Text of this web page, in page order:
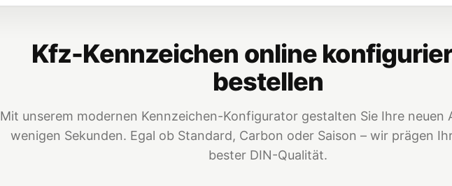
Kfz-Kennzeichen online
bestellen
Mit unserem modernen Kennzeichen-Konfigurator gestalten Sie Ihre neuen
wenigen Sekunden. Egal ob Standard, Carbon oder Saison – wir prägen
bester DIN-Qualität.